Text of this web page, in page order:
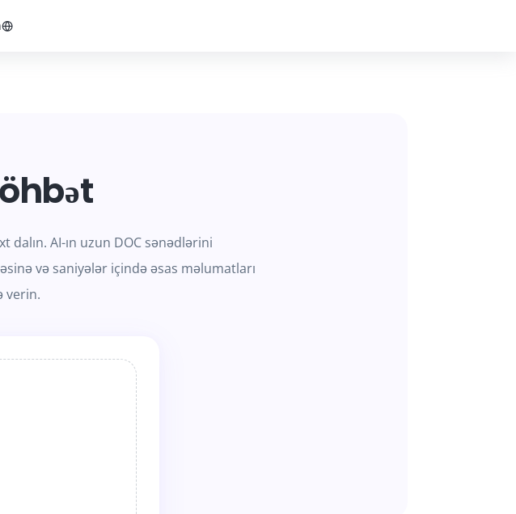
dalın. AI-ın uzun DOC sənədlərini
və saniyələr içində əsas məlumatları
verin.